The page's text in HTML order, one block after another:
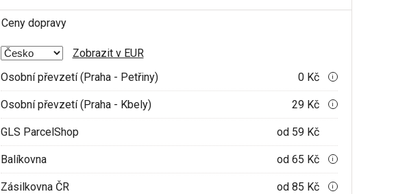
Ceny dopravy
Zobrazit v EUR
Osobní převzetí (Praha - Petřiny)
0 Kč i
Osobní převzetí (Praha - Kbely) 29 Kč i
GLS ParcelShop od 59 Kč
Balíkovna od 65 Kč i
Zásilkovna ČR od 85 Kč i